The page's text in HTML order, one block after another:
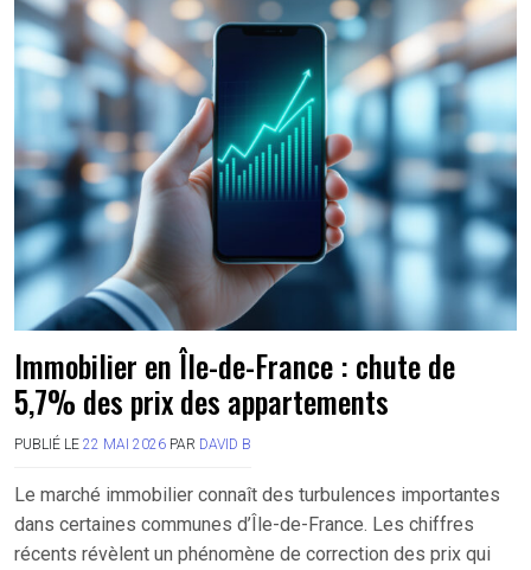
Immobilier en Île-de-France : chute de
5,7% des prix des appartements
PUBLIÉ LE 22 MAI 2026 PAR DAVID B
Le marché immobilier connaît des turbulences importantes
dans certaines communes d’Île-de-France. Les chiffres
récents révèlent un phénomène de correction des prix qui